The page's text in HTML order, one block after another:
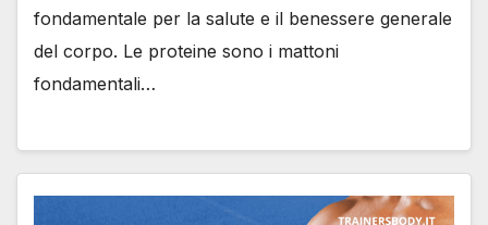
fondamentale per la salute e il benessere generale
del corpo. Le proteine sono i mattoni
fondamentali…